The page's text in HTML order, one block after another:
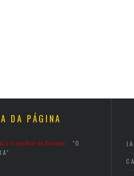
DA PÁGINA
"O